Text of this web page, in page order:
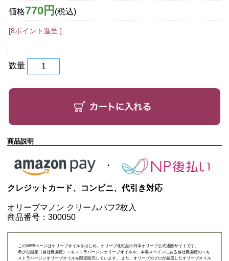
価格770円 (税込)
[8ポイント進呈 ]
数量
商品説明
クレジットカード、コンビニ、代引き対応
オリーブマノン クリームパフ2枚入
商品番号：300050
このWEBページはオリーブオイルをはじめ、オリーブ化粧品の日本オリーブ公式通販サイトです。
希少な国産（自社農園産）エキストラバージンオリーブオイルや、本場スペインにある自社農園産のエキ
ストラバージンオリーブオイルを限定販売しています。 また、オリーブのプロが厳選したオリーブオイル